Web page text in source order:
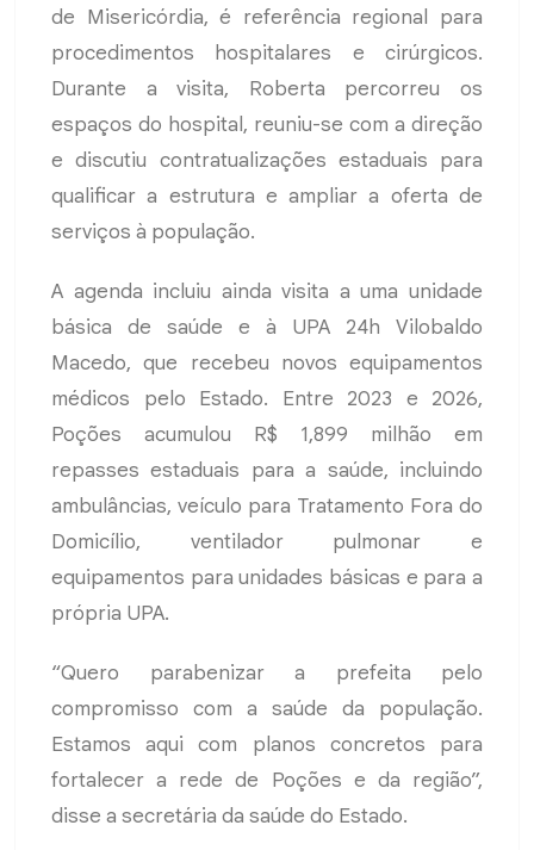
de Misericórdia, é referência regional para
procedimentos hospitalares e cirúrgicos.
Durante a visita, Roberta percorreu os
espaços do hospital, reuniu-se com a direção
e discutiu contratualizações estaduais para
qualificar a estrutura e ampliar a oferta de
serviços à população.
A agenda incluiu ainda visita a uma unidade
básica de saúde e à UPA 24h Vilobaldo
Macedo, que recebeu novos equipamentos
médicos pelo Estado. Entre 2023 e 2026,
Poções acumulou R$ 1,899 milhão em
repasses estaduais para a saúde, incluindo
ambulâncias, veículo para Tratamento Fora do
Domicílio, ventilador pulmonar e
equipamentos para unidades básicas e para a
própria UPA.
“Quero parabenizar a prefeita pelo
compromisso com a saúde da população.
Estamos aqui com planos concretos para
fortalecer a rede de Poções e da região”,
disse a secretária da saúde do Estado.